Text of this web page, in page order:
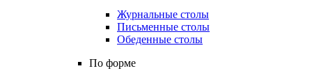
Журнальные столы
Письменные столы
Обеденные столы
По форме